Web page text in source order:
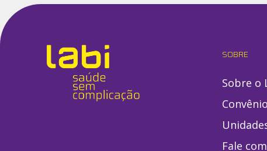
SOBRE
Sobre o
Fale